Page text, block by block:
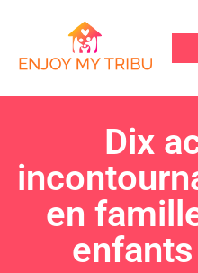
Dix
en